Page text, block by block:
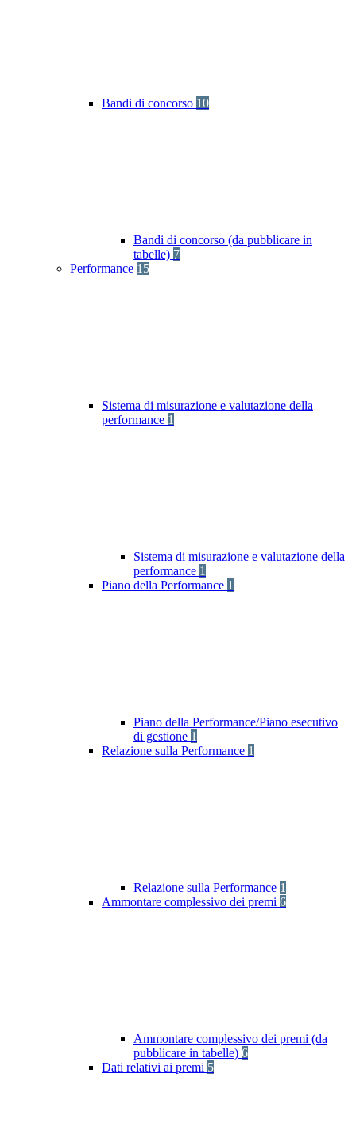
Bandi di concorso 10
Bandi di concorso (da pubblicare in
tabelle) 7
Performance 15
Sistema di misurazione e valutazione della
performance 1
Sistema di misurazione e valutazione della
performance 1
Piano della Performance 1
Piano della Performance/Piano esecutivo
di gestione 1
Relazione sulla Performance 1
Relazione sulla Performance 1
Ammontare complessivo dei premi 6
Ammontare complessivo dei premi (da
pubblicare in tabelle) 6
Dati relativi ai premi 5